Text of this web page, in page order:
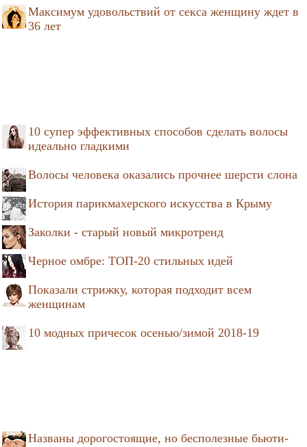
Максимум удовольствий от секса женщину ждет в
36 лет
10 супер эффективных способов сделать волосы
идеально гладкими
Волосы человека оказались прочнее шерсти слона
История парикмахерского искусства в Крыму
Заколки - старый новый микротренд
Черное омбре: ТОП-20 стильных идей
Показали стрижку, которая подходит всем
женщинам
10 модных причесок осенью/зимой 2018-19
Названы дорогостоящие, но бесполезные бьюти-